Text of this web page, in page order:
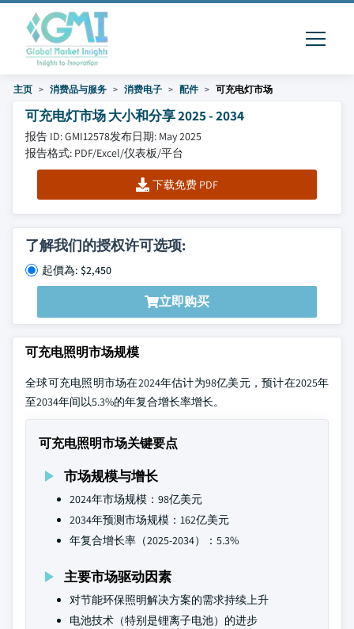
主页 消费品与服务 消费电子 配件 可充电灯市场
可充电灯市场 大小和分享 2025 - 2034
报告 ID: GMI12578发布日期: May 2025
报告格式: PDF/Excel/仪表板/平台
下载免费 PDF
了解我们的授权许可选项:
起價為: $2,450
立即购买
可充电照明市场规模
全球可充电照明市场在2024年估计为98亿美元，预计在2025年
至2034年间以5.3%的年复合增长率增长。
可充电照明市场关键要点
市场规模与增长
2024年市场规模：98亿美元
2034年预测市场规模：162亿美元
年复合增长率（2025-2034）：5.3%
主要市场驱动因素
对节能环保照明解决方案的需求持续上升
电池技术（特别是锂离子电池）的进步